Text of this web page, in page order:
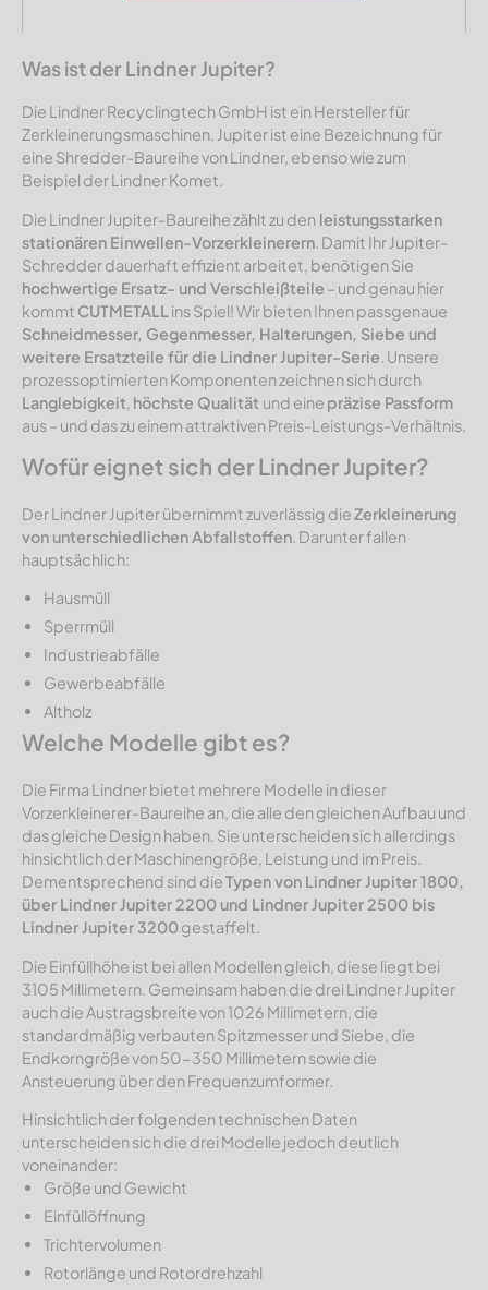
Was ist der Lindner Jupiter?
Die Lindner Recyclingtech GmbH ist ein Hersteller für
Zerkleinerungsmaschinen. Jupiter ist eine Bezeichnung für
eine Shredder-Baureihevon Lindner, ebenso wie zum
Beispiel der Lindner Komet.
Die Lindner Jupiter-Baureihe zählt zu den leistungsstarken
stationären Einwellen-Vorzerkleinerern . Damit Ihr Jupiter-
Schredder dauerhaft effizient arbeitet, benötigen Sie
hochwertige Ersatz- und Verschleißteile – und genau hier
kommt CUTMETALL ins Spiel! Wir bieten Ihnen passgenaue
Schneidmesser, Gegenmesser, Halterungen, Siebe und
weitere Ersatzteile für die Lindner Jupiter-Serie . Unsere
prozessoptimierten Komponenten zeichnen sich durch
Langlebigkeit höchste Qualität und eine präzise Passform
aus – und das zu einem attraktiven Preis-Leistungs-Verhältnis.
Wofür eignet sich der Lindner Jupiter?
Der Lindner Jupiter übernimmt zuverlässig dieZerkleinerung
von unterschiedlichen Abfallstoffen. Darunter fallen
hauptsächlich:
Hausmüll
Sperrmüll
Industrieabfälle
Gewerbeabfälle
Altholz
Welche Modelle gibt es?
Die Firma Lindner bietet mehrere Modelle in dieser
Vorzerkleinerer-Baureihe an, die alle den gleichen Aufbau und
das gleiche Design haben. Sie unterscheiden sich allerdings
hinsichtlich der Maschinengröße, Leistung und im Preis.
Dementsprechend sind dieTypen von Lindner Jupiter 1800,
über Lindner Jupiter 2200 und Lindner Jupiter 2500 bis
Lindner Jupiter 3200gestaffelt.
Die Einfüllhöhe ist bei allen Modellen gleich, diese liegt bei
3105 Millimetern. Gemeinsam haben die drei Lindner Jupiter
auch die Austragsbreite von 1026 Millimetern, die
standardmäßig verbauten Spitzmesser und Siebe, die
Endkorngröße von 50-350 Millimetern sowie die
Ansteuerung über den Frequenzumformer.
Hinsichtlich der folgenden technischen Daten
unterscheiden sich die drei Modelle jedoch deutlich
voneinander:
Größe und Gewicht
Einfüllöffnung
Trichtervolumen
Rotorlänge und Rotordrehzahl